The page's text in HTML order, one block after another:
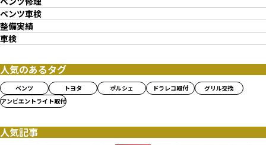
ベンツ車検
整備実績
車検
人気のあるタグ
ベンツ トヨタ ポルシェ ドラレコ取付
グリル交換
アンビエントライト取付
人気記事